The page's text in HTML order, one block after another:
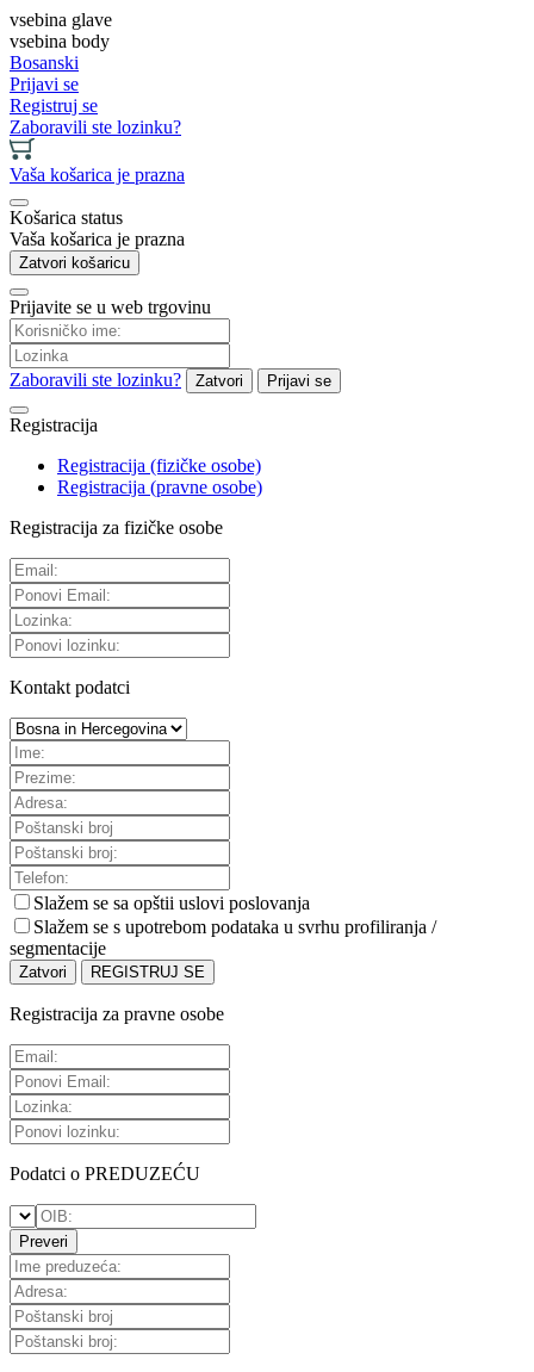
vsebina glave
vsebina body
Bosanski
Prijavi se
Registruj se
Zaboravili ste lozinku?
Vaša košarica je prazna
Košarica status
Vaša košarica je prazna
Zatvori košaricu
Prijavite se u web trgovinu
Zaboravili ste lozinku? Zatvori Prijavi se
Registracija
Registracija (fizičke osobe)
Registracija (pravne osobe)
Registracija za fizičke osobe
Kontakt podatci
Slažem se sa opštii uslovi poslovanja
Slažem se s upotrebom podataka u svrhu profiliranja /
segmentacije
Zatvori REGISTRUJ SE
Registracija za pravne osobe
Podatci o PREDUZEĆU
Preveri